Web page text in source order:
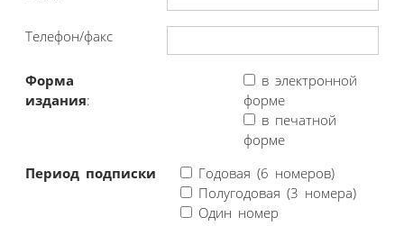
Телефон/факс
Форма
издания:
в электронной
форме
в печатной
форме
Период подписки
Годовая (6 номеров)
Полугодовая (3 номера)
Один номер